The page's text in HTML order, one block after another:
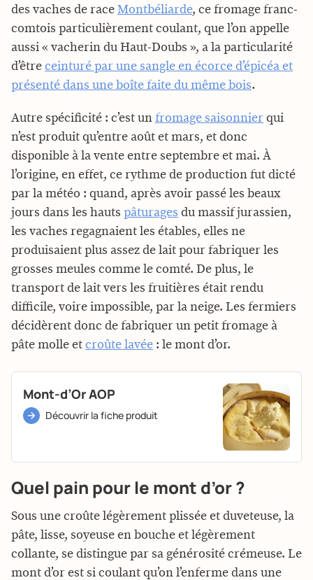
des vaches de race Montbéliarde, ce fromage franc-
comtois particulièrement coulant, que l’on appelle
aussi « vacherin du Haut-Doubs », a la particularité
d’être ceinturé par une sangle en écorce d’épicéa et
présenté dans une boîte faite du même bois.
Autre spécificité : c’est un fromage saisonnier qui
n’est produit qu’entre août et mars, et donc
disponible à la vente entre septembre et mai. À
l’origine, en effet, ce rythme de production fut dicté
par la météo : quand, après avoir passé les beaux
jours dans les hauts pâturages du massif jurassien,
les vaches regagnaient les étables, elles ne
produisaient plus assez de lait pour fabriquer les
grosses meules comme le comté. De plus, le
transport de lait vers les fruitières était rendu
difficile, voire impossible, par la neige. Les fermiers
décidèrent donc de fabriquer un petit fromage à
pâte molle et croûte lavée : le mont d’or.
Mont-d’Or AOP
Découvrir la fiche produit
Quel pain pour le mont d’or ?
Sous une croûte légèrement plissée et duveteuse, la
pâte, lisse, soyeuse en bouche et légèrement
collante, se distingue par sa générosité crémeuse. Le
mont d’or est si coulant qu’on l’enferme dans une